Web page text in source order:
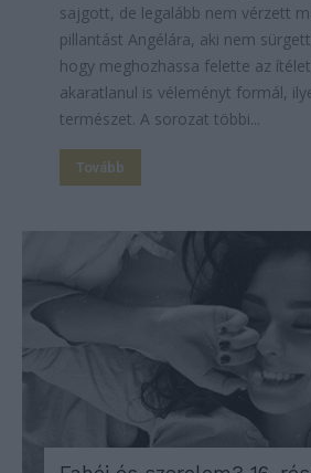
sajgott, de legalább nem vérzett
pillantást Angélára, aki nem
hogy meghozhassa felette az
akaratlanul is véleményt formál,
természet. A sorozat többi...
Tovább